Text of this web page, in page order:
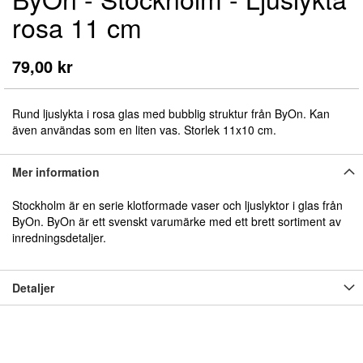
rosa 11 cm
79,00 kr
Rund ljuslykta i rosa glas med bubblig struktur från ByOn. Kan
även användas som en liten vas. Storlek 11x10 cm.
till
början
av
bildgalleriet
Mer information
Stockholm är en serie klotformade vaser och ljuslyktor i glas från
ByOn. ByOn är ett svenskt varumärke med ett brett sortiment av
inredningsdetaljer.
Detaljer